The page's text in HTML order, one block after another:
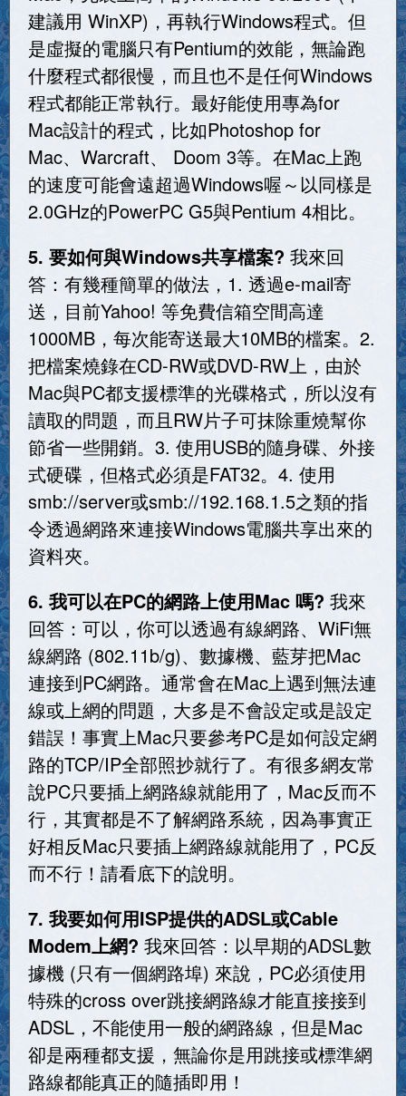
建議用 WinXP)，再執行Windows程式。但
是虛擬的電腦只有Pentium的效能，無論跑
什麼程式都很慢，而且也不是任何Windows
程式都能正常執行。最好能使用專為for
Mac設計的程式，比如Photoshop for
Mac、Warcraft、 Doom 3等。在Mac上跑
的速度可能會遠超過Windows喔～以同樣是
2.0GHz的PowerPC G5與Pentium 4相比。
5. 要如何與Windows共享檔案? 我來回
答：有幾種簡單的做法，1. 透過e-mail寄
送，目前Yahoo! 等免費信箱空間高達
1000MB，每次能寄送最大10MB的檔案。2.
把檔案燒錄在CD-RW或DVD-RW上，由於
Mac與PC都支援標準的光碟格式，所以沒有
讀取的問題，而且RW片子可抹除重燒幫你
節省一些開銷。3. 使用USB的隨身碟、外接
式硬碟，但格式必須是FAT32。4. 使用
smb://server或smb://192.168.1.5之類的指
令透過網路來連接Windows電腦共享出來的
資料夾。
6. 我可以在PC的網路上使用Mac 嗎? 我來
回答：可以，你可以透過有線網路、WiFi無
線網路 (802.11b/g)、數據機、藍芽把Mac
連接到PC網路。通常會在Mac上遇到無法連
線或上網的問題，大多是不會設定或是設定
錯誤！事實上Mac只要參考PC是如何設定網
路的TCP/IP全部照抄就行了。有很多網友常
說PC只要插上網路線就能用了，Mac反而不
行，其實都是不了解網路系統，因為事實正
好相反Mac只要插上網路線就能用了，PC反
而不行！請看底下的說明。
7. 我要如何用ISP提供的ADSL或Cable
Modem上網? 我來回答：以早期的ADSL數
據機 (只有一個網路埠) 來說，PC必須使用
特殊的cross over跳接網路線才能直接接到
ADSL，不能使用一般的網路線，但是Mac
卻是兩種都支援，無論你是用跳接或標準網
路線都能真正的隨插即用！